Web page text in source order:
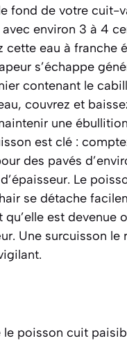
fond de votre cuit-
environ 3 à 4
cette eau à franche
s’échappe
contenant le
couvrez et
une
est clé :
des pavés
Le
se détache
est devenue
Une surcuisson le
le poisson cuit